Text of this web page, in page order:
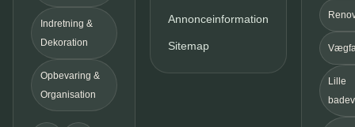
Indretning &
Dekoration
Opbevaring &
Organisation
Annonceinformation
Sitemap
Lille